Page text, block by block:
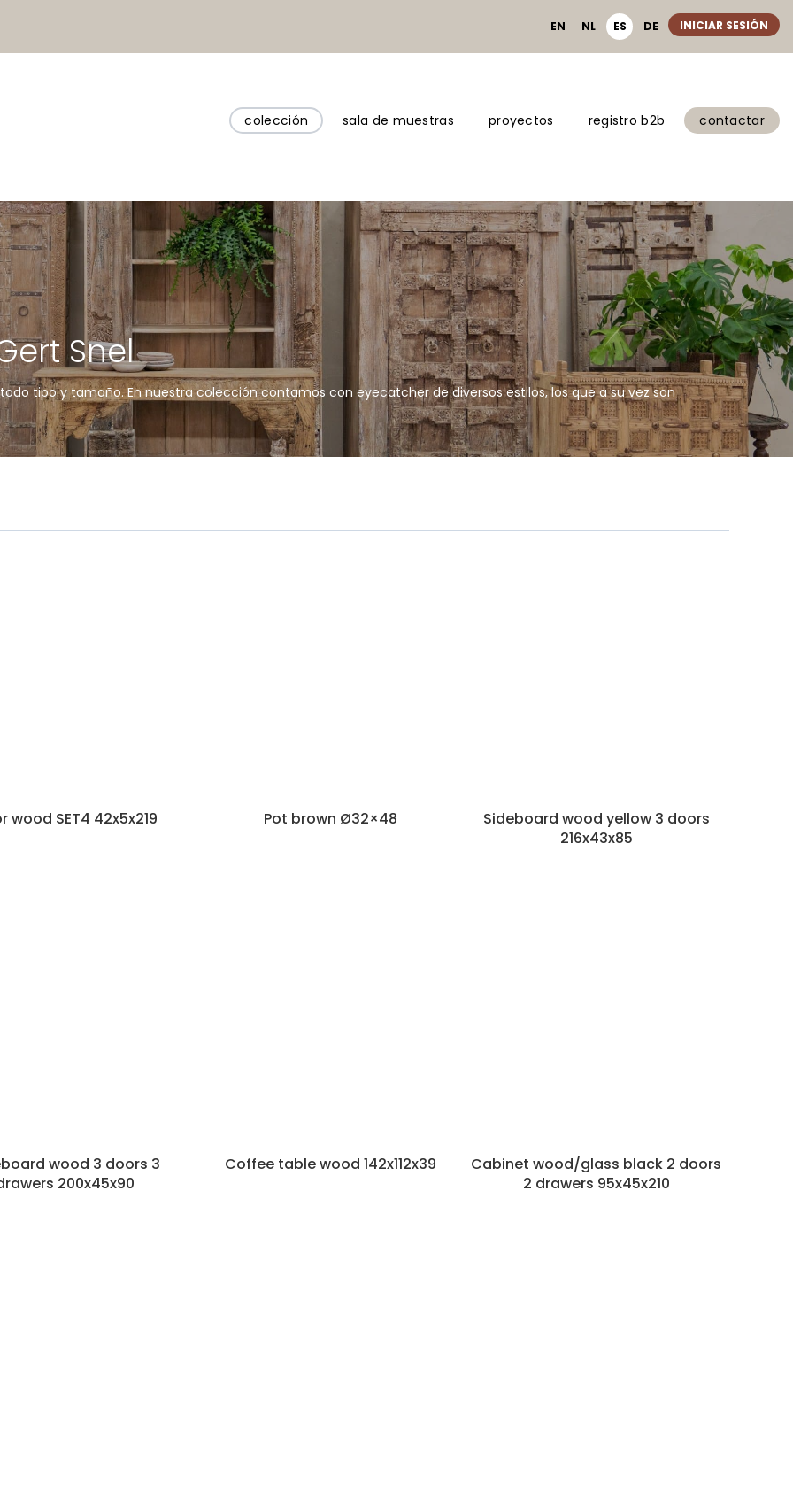
INICIAR SESIÓN
EN NL ES DE
colección sala de muestras proyectos registro b2b contactar
Snel
tipo y tamaño. En nuestra colección contamos con eyecatcher de diversos estilos, los que a su vez son
wood SET4 42x5x219 Pot brown Ø32×48
Sideboard wood yellow 3 doors
216x43x85
wood 3 doors 3
200x45x90
Coffee table wood 142x112x39
Cabinet wood/glass black 2 doors
2 drawers 95x45x210